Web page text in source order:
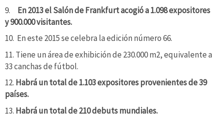
9. En 2013 el Salón de Frankfurt acogió a 1.098 expositores
y 900.000 visitantes.
10. En este 2015 se celebra la edición número 66.
11. Tiene un área de exhibición de 230.000 m2, equivalente a
33 canchas de fútbol.
12. Habrá un total de 1.103 expositores provenientes de 39
países.
13. Habrá un total de 210 debuts mundiales.